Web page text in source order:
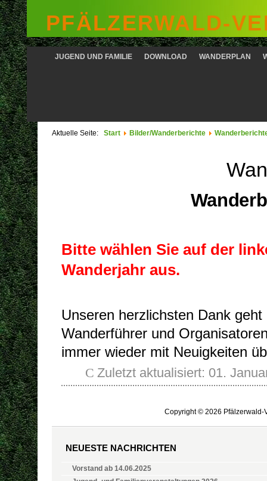
PFÄLZERWALD-
WANDERPLAN
DOWNLOAD
JUGEND UND FAMILIE
Aktuelle Seite: Start Bilder/Wanderberichte
Bitte wählen Sie auf der
Wanderjahr aus.
Unseren herzlichsten Dank
Wanderführer und
immer wieder mit Neuigkeiten
Zuletzt aktualisiert: 01.
Copyright © 2026 Pfälzerwald-
NEUESTE NACHRICHTEN
Vorstand ab 14.06.2025